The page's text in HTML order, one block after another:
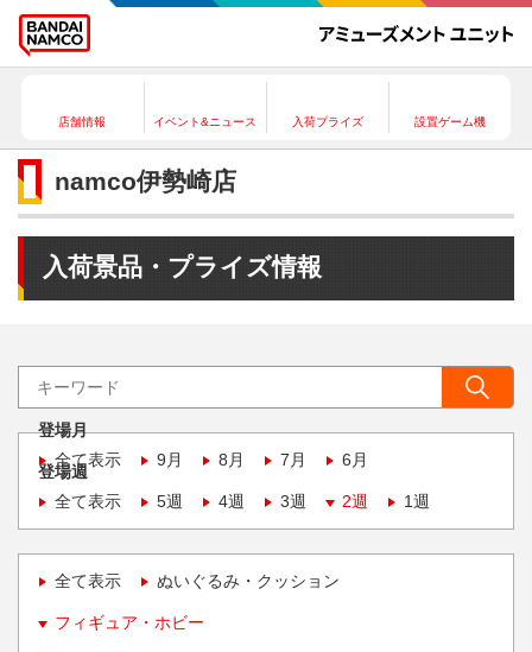
店舗情報 イベント&ニュース 入荷プライズ 設置ゲーム機
namco伊勢崎店
入荷景品・プライズ情報
登場月
全て表示
9月 8月 7月 6月
登場週
全て表示
5週 4週 3週 2週 1週
全て表示 ぬいぐるみ・クッション
フィギュア・ホビー